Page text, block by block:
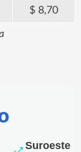
8,70
Suroeste